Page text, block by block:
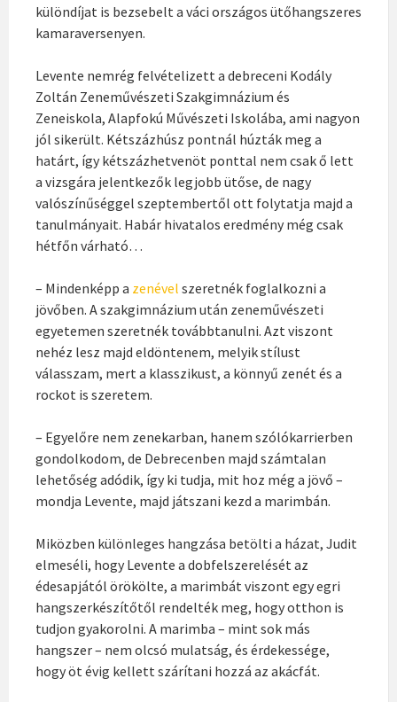
különdíjat is bezsebelt a váci országos ütőhangszeres
kamaraversenyen.
Levente nemrég felvételizett a debreceni Kodály
Zoltán Zeneművészeti Szakgimnázium és
Zeneiskola, Alapfokú Művészeti Iskolába, ami nagyon
jól sikerült. Kétszázhúsz pontnál húzták meg a
határt, így kétszázhetvenöt ponttal nem csak ő lett
a vizsgára jelentkezők legjobb ütőse, de nagy
valószínűséggel szeptembertől ott folytatja majd a
tanulmányait. Habár hivatalos eredmény még csak
hétfőn várható…
– Mindenképp a zenével szeretnék foglalkozni a
jövőben. A szakgimnázium után zeneművészeti
egyetemen szeretnék továbbtanulni. Azt viszont
nehéz lesz majd eldöntenem, melyik stílust
válasszam, mert a klasszikust, a könnyű zenét és a
rockot is szeretem.
– Egyelőre nem zenekarban, hanem szólókarrierben
gondolkodom, de Debrecenben majd számtalan
lehetőség adódik, így ki tudja, mit hoz még a jövő –
mondja Levente, majd játszani kezd a marimbán.
Miközben különleges hangzása betölti a házat, Judit
elmeséli, hogy Levente a dobfelszerelését az
édesapjától örökölte, a marimbát viszont egy egri
hangszerkészítőtől rendelték meg, hogy otthon is
tudjon gyakorolni. A marimba – mint sok más
hangszer – nem olcsó mulatság, és érdekessége,
hogy öt évig kellett szárítani hozzá az akácfát.